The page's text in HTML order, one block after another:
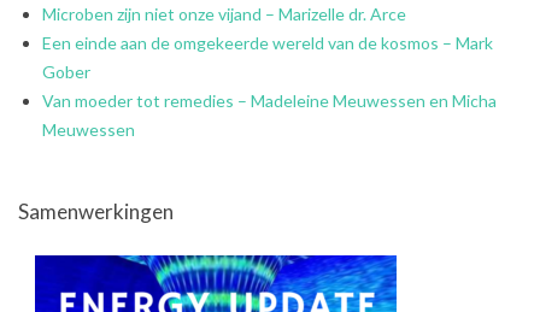
Microben zijn niet onze vijand – Marizelle dr. Arce
Een einde aan de omgekeerde wereld van de kosmos – Mark
Gober
Van moeder tot remedies – Madeleine Meuwessen en Micha
Meuwessen
Samenwerkingen